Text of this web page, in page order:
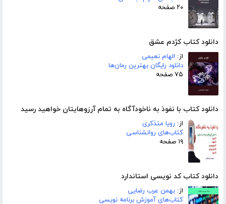
۲۰ صفحه
دانلود کتاب کژدم عشق
از: الهام نعیمی
دانلود رایگان بهترین رمان‌ها
۷۵ صفحه
دانلود کتاب با نفوذ به ناخودآگاه به تمام آرزوهایتان خواهید رسید
از: رویا متذکری
کتاب‌های روانشناسی
۱۹ صفحه
دانلود کتاب کد نویسی استاندارد
از: بهمن عرب رضایی
کتاب‌های آموزش برنامه نویسی